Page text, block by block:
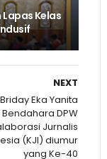
Kelas
NEXT
Eka Yanita
DPW
Jurnalis
(KJI) diumur
yang Ke-40